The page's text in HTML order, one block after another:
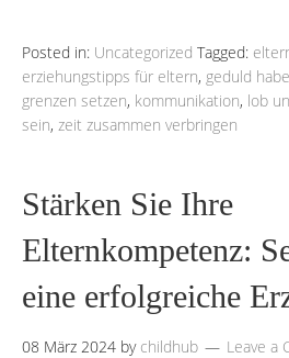
Posted in: Uncategorized Tagged:
erziehungstipps für eltern, geduld
grenzen setzen, kommunikation, lob
sein, zeit zusammen verbringen
Stärken Sie Ihre
Elternkompetenz:
eine erfolgreiche
08 März 2024 by childhub Leave a